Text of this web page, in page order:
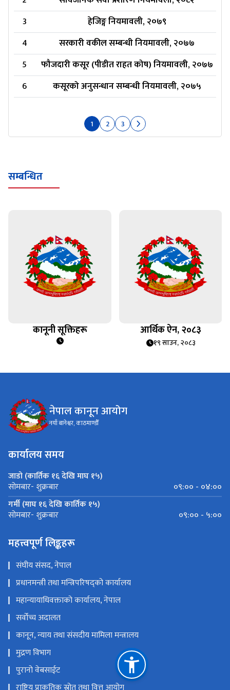
3
हेजिङ्ग नियमावली, २०७९
4
सरकारी वकील सम्बन्धी नियमावली, २०७७
5
फौजदारी कसूर (पीडीत राहत कोष) नियमावली, २०७७
6
कसूरको अनुसन्धान सम्बन्धी नियमावली, २०७५
1 2 3
सम्बन्धित
कानूनी सूक्तिहरू आर्थिक ऐन, २०८३
१९ साउन, २०८३
नेपाल कानून आयोग
नयाँ बानेश्वर, काठमाण्डौँ
कार्यालय समय
जाडो (कार्तिक १६ देखि माघ १५)
सोमबार- शुक्रबार
०९:०० - ०४:००
गर्मी (माघ १६ देखि कार्तिक १५)
सोमबार- शुक्रबार ०९:०० - ५:००
महत्त्वपूर्ण लिङ्कहरू
संघीय संसद, नेपाल
प्रधानमन्त्री तथा मन्त्रिपरिषद्को कार्यालय
महान्यायाधिवक्ताको कार्यालय, नेपाल
सर्वोच्च अदालत
कानून, न्याय तथा संसदीय मामिला मन्त्रालय
मुद्रण विभाग
पुरानो वेबसाईट